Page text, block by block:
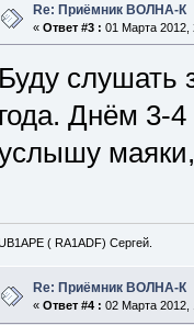
Re: Приёмник ВОЛНА-К
« Ответ #3 : 01 Марта 2012,
Буду слушать
года. Днём 3-
( RA1ADF) Сергей.
Re: Приёмник ВОЛНА-К
« Ответ #4 : 02 Марта 2012,